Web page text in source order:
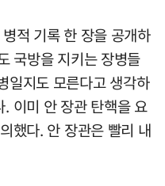
적 기록 한 장을 공개하
국방을 지키는 장병들
일지도 모른다고 생각하
이미 안 장관 탄핵을 요
했다. 안 장관은 빨리 내